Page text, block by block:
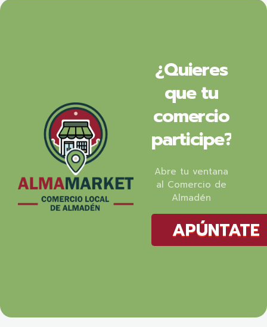
¿Quieres
que tu
comercio
participe?
Abre tu ventana
al Comercio de
Almadén
APÚNTATE